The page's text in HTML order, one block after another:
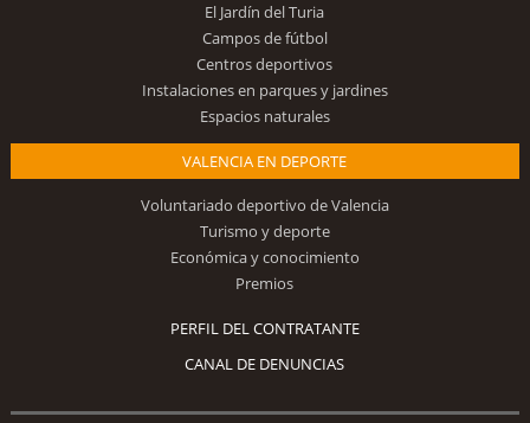
El Jardín del Turia
Campos de fútbol
Centros deportivos
Instalaciones en parques y jardines
Espacios naturales
VALENCIA EN DEPORTE
Voluntariado deportivo de Valencia
Turismo y deporte
Económica y conocimiento
Premios
PERFIL DEL CONTRATANTE
CANAL DE DENUNCIAS